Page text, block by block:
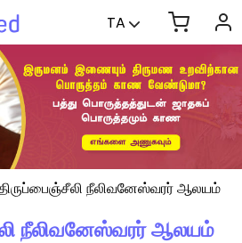
TA
நீலிவனேஸ்வரர் ஆலயம்
நீலிவனேஸ்வரர் ஆலயம்